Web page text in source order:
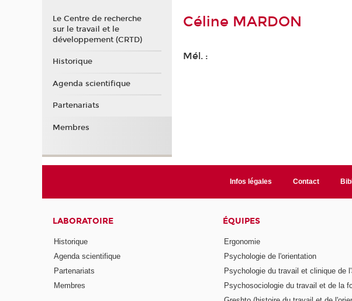
Céline MARDON
Mél. :
Le Centre de recherche
sur le travail et le
développement (CRTD)
Historique
Agenda scientifique
Partenariats
Membres
Infos légales Contact
LABORATOIRE
Historique
Agenda scientifique
Partenariats
Membres
ÉQUIPES
Ergonomie
Psychologie de l'orientation
Psychologie du travail et clinique de
Psychosociologie du travail et de la